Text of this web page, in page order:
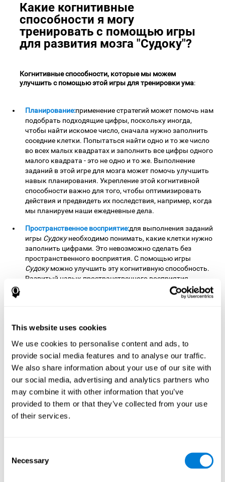
This website uses cookies
We use cookies to personalise content and ads, to
provide social media features and to analyse our traffic.
We also share information about your use of our site with
our social media, advertising and analytics partners who
may combine it with other information that you’ve
provided to them or that they’ve collected from your use
of their services.
Selection
Necessary
Какие когнитивные
способности я могу
тренировать с помощью игры
для развития мозга "Судоку"?
Когнитивные способности, которые мы можем
улучшить с помощью этой игры для тренировки ума:
Планирование:применение стратегий может помочь нам
подобрать подходящие цифры, поскольку иногда,
чтобы найти искомое число, сначала нужно заполнить
соседние клетки. Попытаться найти одно и то же число
во всех малых квадратах и заполнить все цифры одного
малого квадрата - это не одно и то же. Выполнение
заданий в этой игре для мозга может помочь улучшить
навык планирования. Укрепление этой когнитивной
способности важно для того, чтобы оптимизировать
действия и предвидеть их последствия, например, когда
мы планируем наши ежедневные дела.
Пространственное восприятие:для выполнения заданий
игры Судокунеобходимо понимать, какие клетки нужно
заполнить цифрами. Это невозможно сделать без
пространственного восприятия. С помощью игры
Судокуможно улучшить эту когнитивную способность.
Развитый навык пространственного восприятия
позволяет нам корректно перемещаться в окружающем
пространстве, например, не заезжать на соседнюю
Ингибиция:типичная ошибка в этом задании -
записать его в неправильном квадрате. Важно вовремя
обнаружить ошибку и остановиться. Окружающая
среда сложна и постоянно меняется, в связи с чем мы
можем выполнять действия, не соответствующие той
или иной ситуации, из-за происходящих изменений или
из-за того, что мы ошиблись. Очень важно уметь
вовремя остановиться, чтобы избежать этих проблем.
Это случается, например, когда мы пишем сообщение
Кратковременная фонологическая память: